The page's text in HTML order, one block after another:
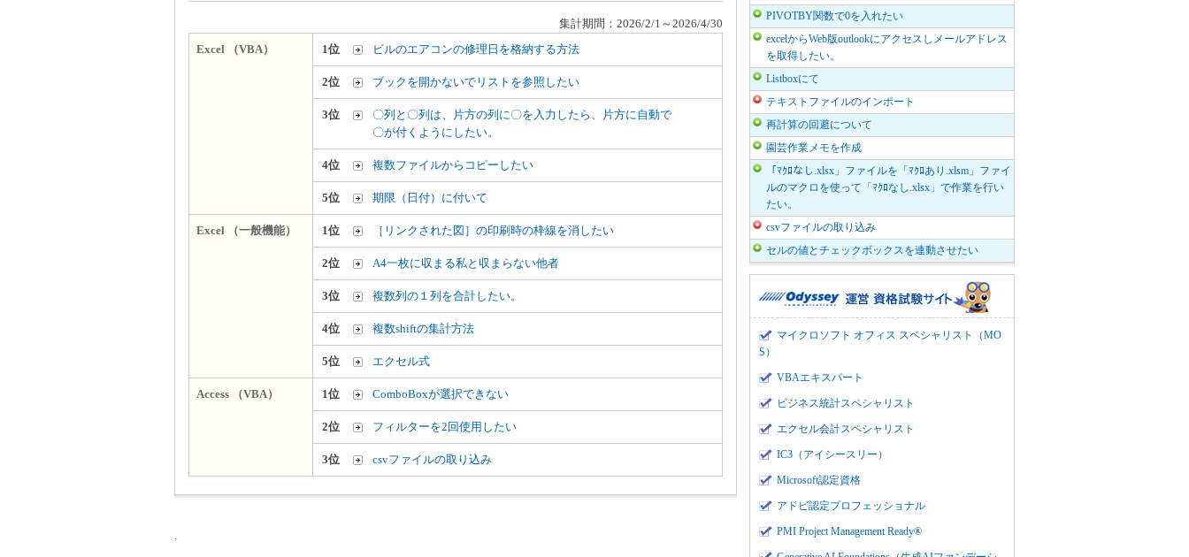
集計期間：2026/2/1～2026/4/30
Excel （VBA）
1位 ビルのエアコンの修理日を格納する方法
2位 ブックを開かないでリストを参照したい
3位
〇列と〇列は、片方の列に〇を入力したら、片方に自動で
〇が付くようにしたい。
4位 複数ファイルからコピーしたい
5位 期限（日付）に付いて
Excel （一般機能） 1位 ［リンクされた図］の印刷時の枠線を消したい
2位 A4一枚に収まる私と収まらない他者
3位 複数列の１列を合計したい。
4位 複数shiftの集計方法
5位 エクセル式
Access （VBA） 1位 ComboBoxが選択できない
2位 フィルターを2回使用したい
3位 csvファイルの取り込み
PIVOTBY関数で0を入れたい
excelからWeb版outlookにアクセスしメールアドレス
を取得したい。
Listboxにて
テキストファイルのインポート
再計算の回避について
園芸作業メモを作成
「ﾏｸﾛなし.xlsx」ファイルを「ﾏｸﾛあり.xlsm」ファイ
ルのマクロを使って「ﾏｸﾛなし.xlsx」で作業を行い
たい。
csvファイルの取り込み
セルの値とチェックボックスを連動させたい
マイクロソフト オフィス スペシャリスト（MO
S）
VBAエキスパート
ビジネス統計スペシャリスト
エクセル会計スペシャリスト
IC3（アイシースリー）
Microsoft認定資格
アドビ認定プロフェッショナル
PMI Project Management Ready®